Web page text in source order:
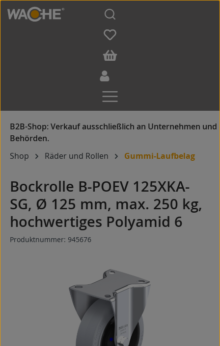
Zum Hauptinhalt springen
Shop Räder und Rollen Gummi-Laufbelag
Bockrolle B-POEV 125XKA-
SG, Ø 125 mm, max. 250 kg,
hochwertiges Polyamid 6
Produktnummer: 945676